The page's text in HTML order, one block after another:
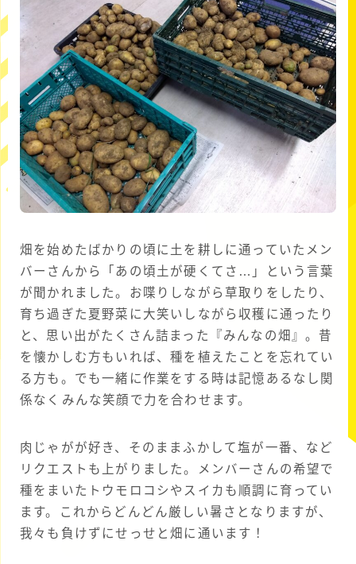
畑を始めたばかりの頃に土を耕しに通っていたメン
バーさんから「あの頃土が硬くてさ…」という言葉
が聞かれました。お喋りしながら草取りをしたり、
育ち過ぎた夏野菜に大笑いしながら収穫に通ったり
と、思い出がたくさん詰まった『みんなの畑』。昔
を懐かしむ方もいれば、種を植えたことを忘れてい
る方も。でも一緒に作業をする時は記憶あるなし関
係なくみんな笑顔で力を合わせます。
肉じゃがが好き、そのままふかして塩が一番、など
リクエストも上がりました。メンバーさんの希望で
種をまいたトウモロコシやスイカも順調に育ってい
ます。これからどんどん厳しい暑さとなりますが、
我々も負けずにせっせと畑に通います！